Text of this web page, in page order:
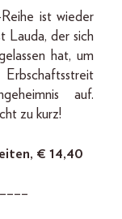
ist wieder
Lauda, der sich
hat, um
auf.
zu kurz!
€ 14,40